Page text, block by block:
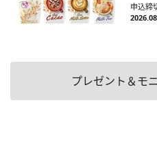
申込締
プレゼント＆モ